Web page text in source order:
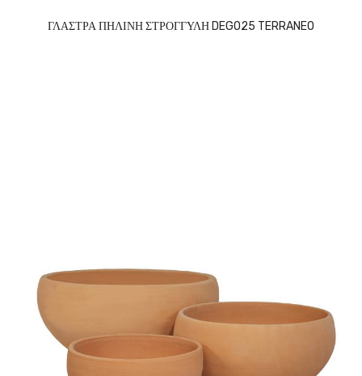
ΓΛΑΣΤΡΑ ΠΗΛΙΝΗ ΣΤΡΟΓΓΥΛΗ DEGO25 TERRANEO